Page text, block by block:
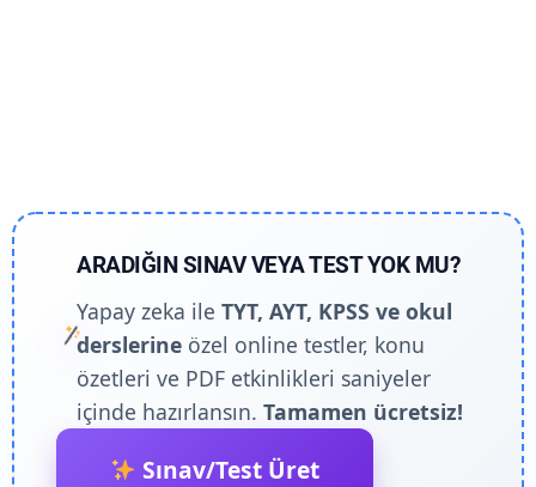
ARADIĞIN SINAV VEYA TEST YOK MU?
Yapay zeka ileTYT, AYT, KPSS ve okul
derslerine özel online testler, konu
özetleri ve PDF etkinlikleri saniyeler
içinde hazırlansın.Tamamen ücretsiz!
Sınav/Test Üret